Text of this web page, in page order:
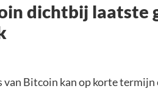
dichtbij laatste
van Bitcoin kan op korte